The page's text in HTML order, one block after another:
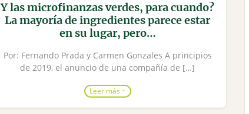
Y las microfinanzas verdes, para cuando?
La mayoría de ingredientes parece estar
en su lugar, pero…
Por: Fernando Prada y Carmen Gonzales A principios
de 2019, el anuncio de una compañía de […]
Leer más +